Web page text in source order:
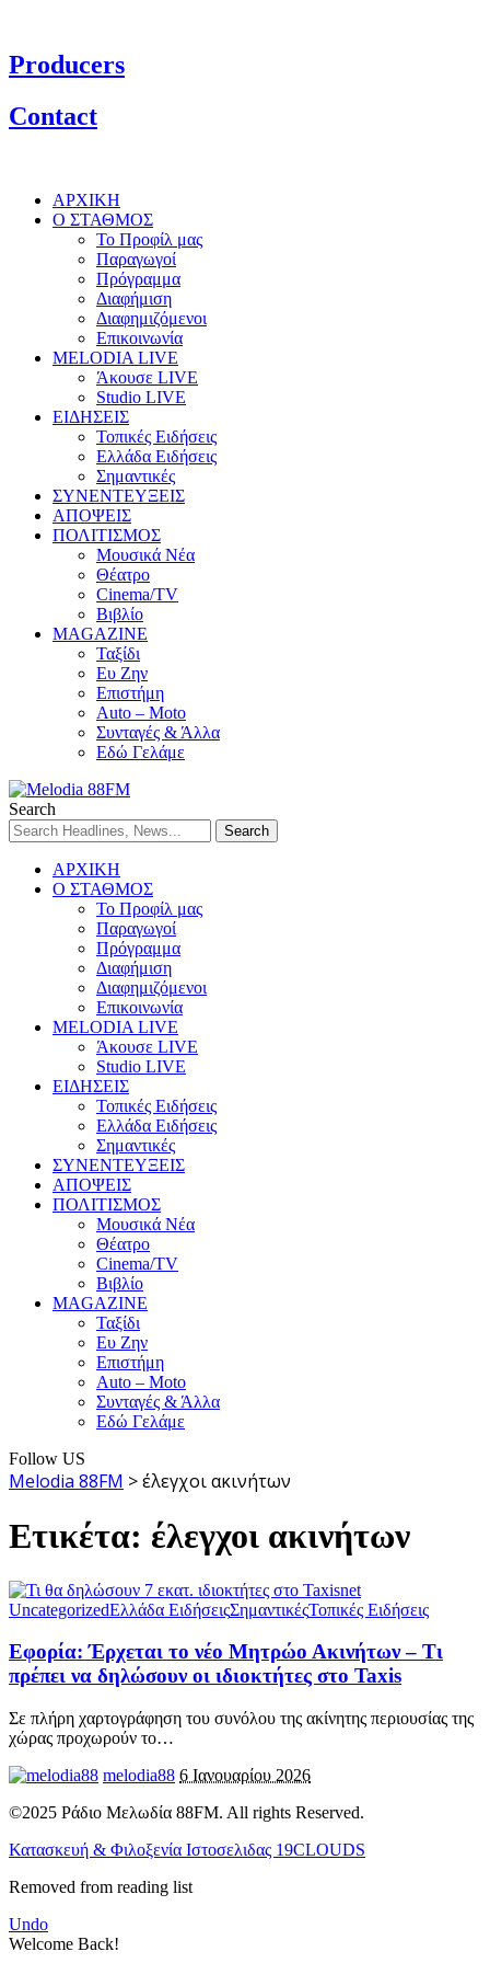
Producers
Contact
ΑΡΧΙΚΗ
Ο ΣΤΑΘΜΟΣ
Το Προφίλ μας
Παραγωγοί
Πρόγραμμα
Διαφήμιση
Διαφημιζόμενοι
Επικοινωνία
MELODIA LIVE
Άκουσε LIVE
Studio LIVE
ΕΙΔΗΣΕΙΣ
Τοπικές Ειδήσεις
Ελλάδα Ειδήσεις
Σημαντικές
ΣΥΝΕΝΤΕΥΞΕΙΣ
ΑΠΟΨΕΙΣ
ΠΟΛΙΤΙΣΜΟΣ
Μουσικά Νέα
Θέατρο
Cinema/TV
Βιβλίο
MAGAZINE
Ταξίδι
Ευ Ζην
Επιστήμη
Auto – Moto
Συνταγές & Άλλα
Εδώ Γελάμε
Search
ΑΡΧΙΚΗ
Ο ΣΤΑΘΜΟΣ
Το Προφίλ μας
Παραγωγοί
Πρόγραμμα
Διαφήμιση
Διαφημιζόμενοι
Επικοινωνία
MELODIA LIVE
Άκουσε LIVE
Studio LIVE
ΕΙΔΗΣΕΙΣ
Τοπικές Ειδήσεις
Ελλάδα Ειδήσεις
Σημαντικές
ΣΥΝΕΝΤΕΥΞΕΙΣ
ΑΠΟΨΕΙΣ
ΠΟΛΙΤΙΣΜΟΣ
Μουσικά Νέα
Θέατρο
Cinema/TV
Βιβλίο
MAGAZINE
Ταξίδι
Ευ Ζην
Επιστήμη
Auto – Moto
Συνταγές & Άλλα
Εδώ Γελάμε
Follow US
Melodia 88FM >έλεγχοι ακινήτων
Ετικέτα: έλεγχοι ακινήτων
UncategorizedΕλλάδα ΕιδήσειςΣημαντικέςΤοπικές Ειδήσεις
Εφορία: Έρχεται το νέο Μητρώο Ακινήτων – Τι
πρέπει να δηλώσουν οι ιδιοκτήτες στο Taxis
Σε πλήρη χαρτογράφηση του συνόλου της ακίνητης περιουσίας της
χώρας προχωρούν το…
melodia88 6 Ιανουαρίου 2026
©2025 Ράδιο Μελωδία 88FM. All rights Reserved.
Κατασκευή & Φιλοξενία Ιστοσελιδας 19CLOUDS
Removed from reading list
Undo
Welcome Back!